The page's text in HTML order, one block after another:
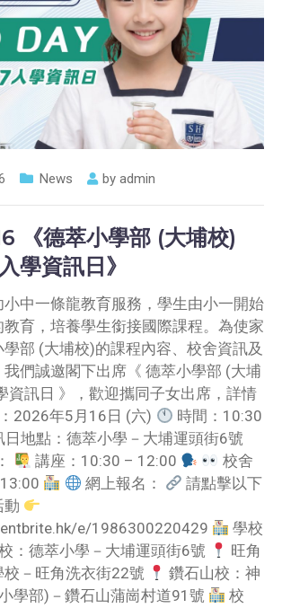
News by admin
《德萃小學部 (大埔校)
學資訊日》
中一條龍教育服務，學生由小一開始
育，培養學生銜接國際課程。為使家
部 (大埔校)的課程內容、校舍資訊及
們誠邀閣下出席《 德萃小學部 (大埔
資訊日 》，歡迎攜同子女出席，詳情
2026年5月16日 (六)
時間：10:30
日地點：德萃小學－大埔運頭街6號
講座：10:30 – 12:00
校舍
網上報名：
請點擊以下
動
e/1986300220429
學校
：德萃小學－大埔運頭街6號
旺角
－旺角洗衣街22號
鑽石山校：神
學部)－鑽石山蒲崗村道91號
校